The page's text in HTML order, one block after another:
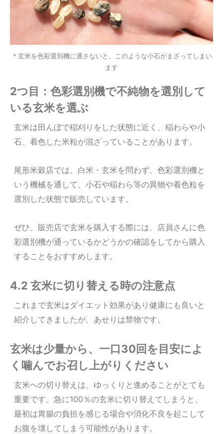
＊玄米を色彩選別機に通さないと、このような小石がまざってしまい
ます
2つ目：色彩選別機で不純物を選別して
いる玄米を選ぶ
玄米は田んぼで稲刈りをした状態に近く、稲わらや小
石、着色した米粒が混ざっていることがあります。
尾形米穀店では、白米・玄米を問わず、色彩選別機と
いう機械を通して、小石や稲わら等の異物や着色粒を
選別した状態で販売しています。
ぜひ、販売店で玄米を購入する際には、店員さんに色
彩選別機が通っているかどうかの確認をしてから購入
することをおすすめします。
4.2 玄米に切り替える時の注意点
これまで玄米はダイエット効果があり健康にも良いと
紹介してきましたが、あせりは禁物です。
玄米は少量から、一口30回を目安によ
く噛んでお召し上がりください
玄米への切り替えは、ゆっくりと進めることがとても
重要です。急に100％の玄米に切り替えてしまうと、
最初は胃腸の負担を感じる場合や消化不良を起こして
お腹を壊してしまう可能性があります。